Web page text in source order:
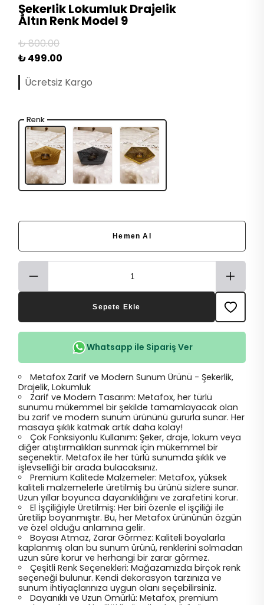
Şekerlik Lokumluk Drajelik
Altın Renk Model 9
₺ 800.00
₺ 499.00
Ücretsiz Kargo
Renk
Hemen Al
Sepete Ekle
Whatsapp ile Sipariş Ver
Metafox Zarif ve Modern Sunum Ürünü - Şekerlik,
Drajelik, Lokumluk
Zarif ve Modern Tasarım: Metafox, her türlü
sunumu mükemmel bir şekilde tamamlayacak olan
bu zarif ve modern sunum ürününü gururla sunar. Her
masaya şıklık katmak artık daha kolay!
Çok Fonksiyonlu Kullanım: Şeker, draje, lokum veya
diğer atıştırmalıkları sunmak için mükemmel bir
seçenektir. Metafox ile her türlü sunumda şıklık ve
işlevselliği bir arada bulacaksınız.
Premium Kalitede Malzemeler: Metafox, yüksek
kaliteli malzemelerle üretilmiş bu ürünü sizlere sunar.
Uzun yıllar boyunca dayanıklılığını ve zarafetini korur.
El İşçiliğiyle Üretilmiş: Her biri özenle el işçiliği ile
üretilip boyanmıştır. Bu, her Metafox ürününün özgün
ve özel olduğu anlamına gelir.
Boyası Atmaz, Zarar Görmez: Kaliteli boyalarla
kaplanmış olan bu sunum ürünü, renklerini solmadan
uzun süre korur ve herhangi bir zarar görmez.
Çeşitli Renk Seçenekleri: Mağazamızda birçok renk
seçeneği bulunur. Kendi dekorasyon tarzınıza ve
sunum ihtiyaçlarınıza uygun olanı seçebilirsiniz.
Dayanıklı ve Uzun Ömürlü: Metafox, premium